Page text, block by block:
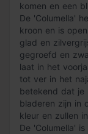
komen en een
De 'Columella'
kroon en is
glad en
gegroefd en
laat in het
tot ver in het
betekend dat je
bladeren zijn in
kleur en zullen
De 'Columella'